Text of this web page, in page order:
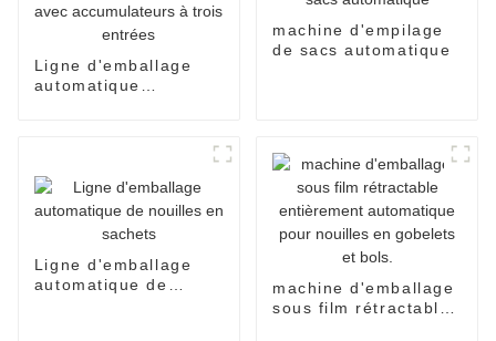
Ligne d'emballage
automatique
avec accumulateurs à
machine d'empilage
de sacs automatique
Ligne d'emballage
automatique de
machine d'emballage
sous film rétractable